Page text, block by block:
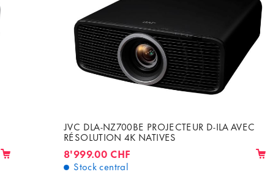
JVC DLA-NZ700BE PROJECTEUR D-ILA AVEC
RÉSOLUTION 4K NATIVES
8'999.00 CHF
Stock central